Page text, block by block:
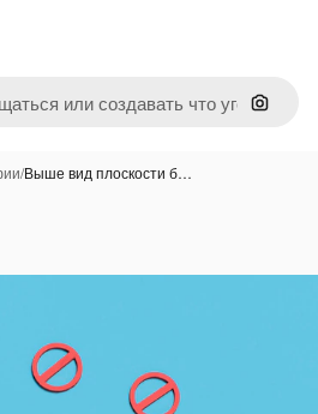
Поиск
/Выше вид плоскости б…